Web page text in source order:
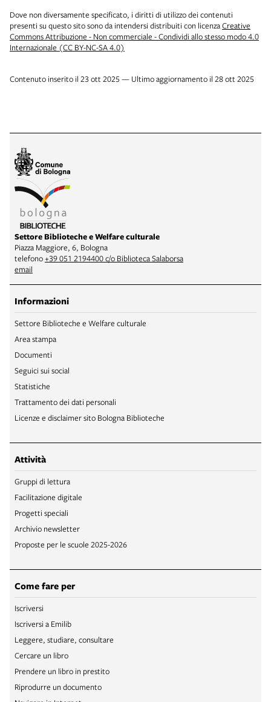
Dove non diversamente specificato, i diritti di utilizzo dei contenuti
presenti su questo sito sono da intendersi distribuiti con licenzaCreative
Commons Attribuzione - Non commerciale - Condividi allo stesso modo 4.0
Internazionale (CC BY-NC-SA 4.0)
Contenuto inserito il 23 ott 2025 — Ultimo aggiornamento il 28 ott 2025
Settore Biblioteche e Welfare culturale
Piazza Maggiore, 6, Bologna
telefono+39 051 2194400 c/o Biblioteca Salaborsa
email
Informazioni
Settore Biblioteche e Welfare culturale
Area stampa
Documenti
Seguici sui social
Statistiche
Trattamento dei dati personali
Licenze e disclaimer sito Bologna Biblioteche
Attività
Gruppi di lettura
Facilitazione digitale
Progetti speciali
Archivio newsletter
Proposte per le scuole 2025-2026
Come fare per
Iscriversi
Iscriversi a Emilib
Leggere, studiare, consultare
Cercare un libro
Prendere un libro in prestito
Riprodurre un documento